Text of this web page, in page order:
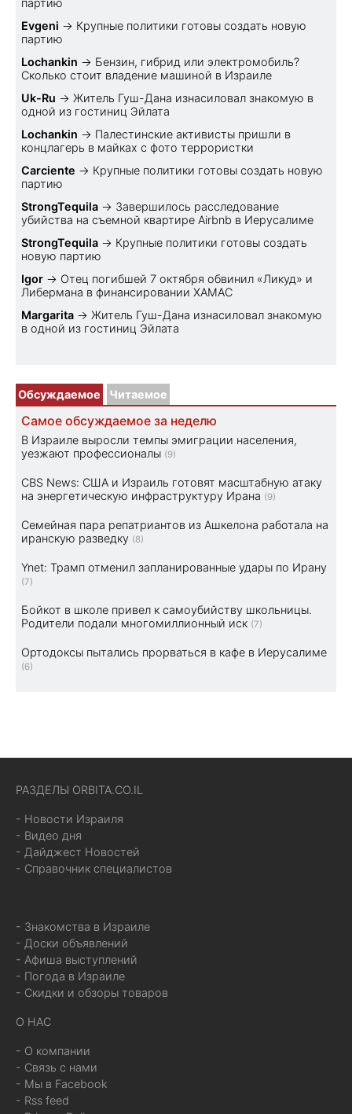
Evgeni → Крупные политики готовы создать новую
партию
Lochankin → Бензин, гибрид или электромобиль?
Cколько стоит владение машиной в Израиле
Uk-Ru → Житель Гуш-Дана изнасиловал знакомую в
одной из гостиниц Эйлата
Lochankin → Палестинские активисты пришли в
концлагерь в майках с фото террористки
Carciente → Крупные политики готовы создать новую
партию
StrongTequila → Завершилось расследование
убийства на съемной квартире Airbnb в Иерусалиме
StrongTequila → Крупные политики готовы создать
новую партию
Igor → Отец погибшей 7 октября обвинил «Ликуд» и
Либермана в финансировании ХАМАС
Margarita → Житель Гуш-Дана изнасиловал знакомую
в одной из гостиниц Эйлата
Обсуждаемое Читаемое
Самое обсуждаемое за неделю
В Израиле выросли темпы эмиграции населения,
уезжают профессионалы (9)
CBS News: США и Израиль готовят масштабную атаку
на энергетическую инфраструктуру Ирана (9)
Семейная пара репатриантов из Ашкелона работала на
иранскую разведку (8)
Ynet: Трамп отменил запланированные удары по Ирану
(7)
Бойкот в школе привел к самоубийству школьницы.
Родители подали многомиллионный иск (7)
Ортодоксы пытались прорваться в кафе в Иерусалиме
(6)
РАЗДЕЛЫ ORBITA.CO.IL
- Новости Израиля
- Видео дня
- Дайджест Новостей
- Справочник специалистов
- Знакомства в Израиле
- Доски объявлений
- Афиша выступлений
- Погода в Израиле
- Скидки и обзоры товаров
О НАС
- О компании
- Связь с нами
- Мы в Facebook
- Rss feed